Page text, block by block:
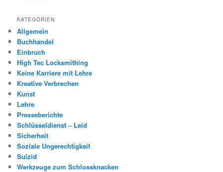
KATEGORIEN
Allgemein
Buchhandel
Einbruch
High Tec Locksmithing
Keine Karriere mit Lehre
Kreative Verbrechen
Kunst
Lehre
Presseberichte
Schlüsseldienst – Leid
Sicherheit
Soziale Ungerechtigkeit
Suizid
Werkzeuge zum Schlossknacken